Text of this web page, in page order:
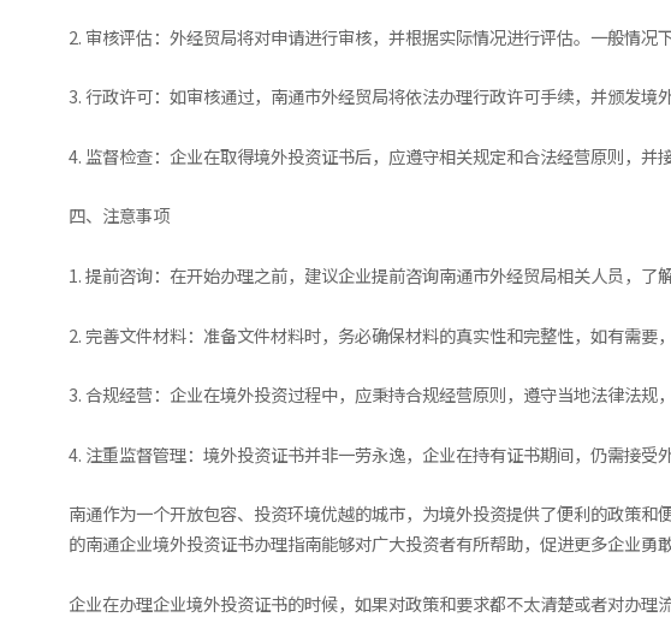
2. 审核评估：外经贸局将对申请进行审核，并根据实际情况进行评估。一般情况
3. 行政许可：如审核通过，南通市外经贸局将依法办理行政许可手续，并颁发境
4. 监督检查：企业在取得境外投资证书后，应遵守相关规定和合法经营原则，并
四、注意事项
1. 提前咨询：在开始办理之前，建议企业提前咨询南通市外经贸局相关人员，了
2. 完善文件材料：准备文件材料时，务必确保材料的真实性和完整性，如有需要
3. 合规经营：企业在境外投资过程中，应秉持合规经营原则，遵守当地法律法规
4. 注重监督管理：境外投资证书并非一劳永逸，企业在持有证书期间，仍需接受
南通作为一个开放包容、投资环境优越的城市，为境外投资提供了便利的政策
的南通企业境外投资证书办理指南能够对广大投资者有所帮助，促进更多企业勇
企业在办理企业境外投资证书的时候，如果对政策和要求都不太清楚或者对办